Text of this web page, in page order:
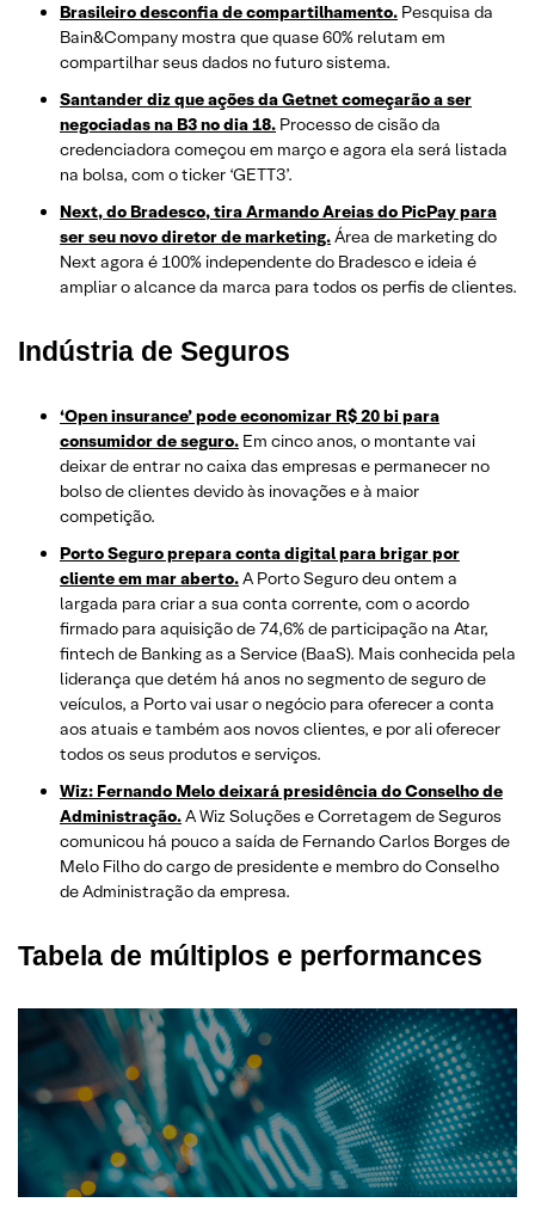
Brasileiro desconfia de compartilhamento. Pesquisa da
Bain&Company mostra que quase 60% relutam em
compartilhar seus dados no futuro sistema.
Santander diz que ações da Getnet começarão a ser
negociadas na B3 no dia 18. Processo de cisão da
credenciadora começou em março e agora ela será listada
na bolsa, com o ticker ‘GETT3’.
Next, do Bradesco, tira Armando Areias do PicPay para
ser seu novo diretor de marketing.Área de marketing do
Next agora é 100% independente do Bradesco e ideia é
ampliar o alcance da marca para todos os perfis de clientes.
Indústria de Seguros
‘Open insurance’ pode economizar R$ 20 bi para
consumidor de seguro. Em cinco anos, o montante vai
deixar de entrar no caixa das empresas e permanecer no
bolso de clientes devido às inovações e à maior
competição.
Porto Seguro prepara conta digital para brigar por
cliente em mar aberto.A Porto Seguro deu ontem a
largada para criar a sua conta corrente, com o acordo
firmado para aquisição de 74,6% de participação na Atar,
fintech de Banking as a Service (BaaS). Mais conhecida pela
liderança que detém há anos no segmento de seguro de
veículos, a Porto vai usar o negócio para oferecer a conta
aos atuais e também aos novos clientes, e por ali oferecer
todos os seus produtos e serviços.
Wiz: Fernando Melo deixará presidência do Conselho de
Administração.A Wiz Soluções e Corretagem de Seguros
comunicou há pouco a saída de Fernando Carlos Borges de
Melo Filho do cargo de presidente e membro do Conselho
de Administração da empresa.
Tabela de múltiplos e performances